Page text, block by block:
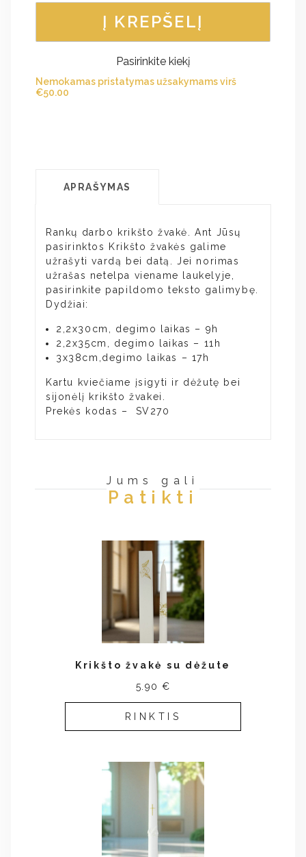
Į KREPŠELĮ
Nemokamas pristatymas užsakymams virš
€50.00
Pasirinkite kiekį
APRAŠYMAS
Rankų darbo krikšto žvakė. Ant Jūsų
pasirinktos Krikšto žvakės galime
užrašyti vardą bei datą. Jei norimas
užrašas netelpa viename laukelyje,
pasirinkite papildomo teksto galimybę.
Dydžiai:
2,2x30cm, degimo laikas – 9h
2,2x35cm, degimo laikas – 11h
3x38cm,degimo laikas – 17h
Kartu kviečiame įsigyti ir dėžutę bei
sijonėlį krikšto žvakei.
Prekės kodas – SV270
Jums gali
Patikti
Krikšto žvakė su dėžute
5.90 €
RINKTIS